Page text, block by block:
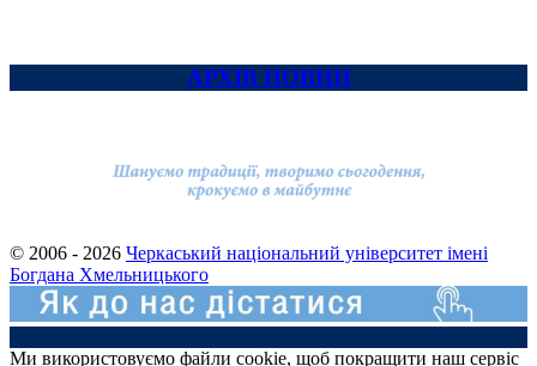
АРХІВ НОВИН
© 2006 - 2026 Черкаський національний університет імені
Богдана Хмельницького
Ми використовуємо файли cookie, щоб покращити наш сервіс